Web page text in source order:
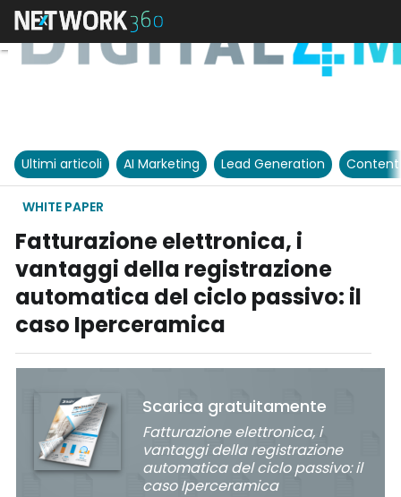
Ultimi articoli AI Marketing Lead Generation
WHITE PAPER
Fatturazione elettronica, i
vantaggi della registrazione
automatica del ciclo passivo: il
caso Iperceramica
Scarica gratuitamente
Fatturazione elettronica, i
vantaggi della registrazione
automatica del ciclo passivo: il
caso Iperceramica